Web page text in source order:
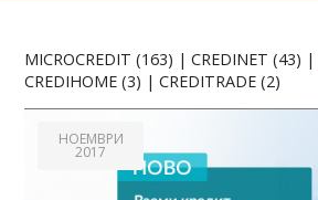
MICROCREDIT (163) CREDINET (43)
CREDIHOME (3) CREDITRADE (2)
НОЕМВРИ
2017